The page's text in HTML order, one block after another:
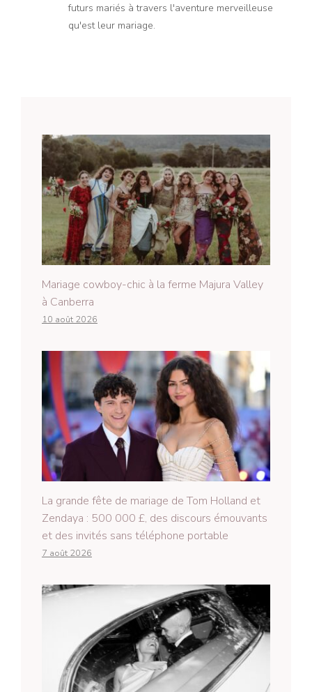
futurs mariés à travers l'aventure merveilleuse
qu'est leur mariage.
Mariage cowboy-chic à la ferme Majura Valley
à Canberra
10 août 2026
La grande fête de mariage de Tom Holland et
Zendaya : 500 000 £, des discours émouvants
et des invités sans téléphone portable
7 août 2026